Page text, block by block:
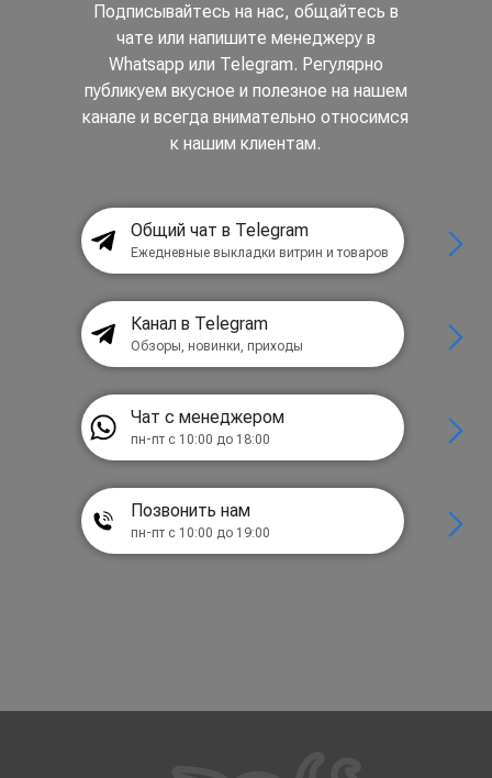
Подписывайтесь на нас, общайтесь в
чате или напишите менеджеру в
Whatsapp или Telegram. Регулярно
публикуем вкусное и полезное на нашем
канале и всегда внимательно относимся
к нашим клиентам.
Общий чат в Telegram
Ежедневные выкладки витрин и товаров
Канал в Telegram
Обзоры, новинки, приходы
Чат с менеджером
пн-пт с 10:00 до 18:00
Позвонить нам
пн-пт с 10:00 до 19:00